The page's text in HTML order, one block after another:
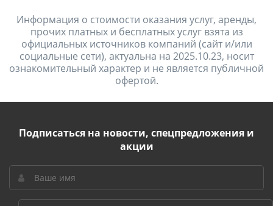
Информация о стоимости оказания услуг, аренды,
прочих платных и бесплатных услуг взята из
официальных источников компаний (сайт и/или
социальные сети), актуальна на 2025.10.23, носит
ознакомительный характер и не является публичной
офертой.
Подписаться на новости, спецпредложения и
акции